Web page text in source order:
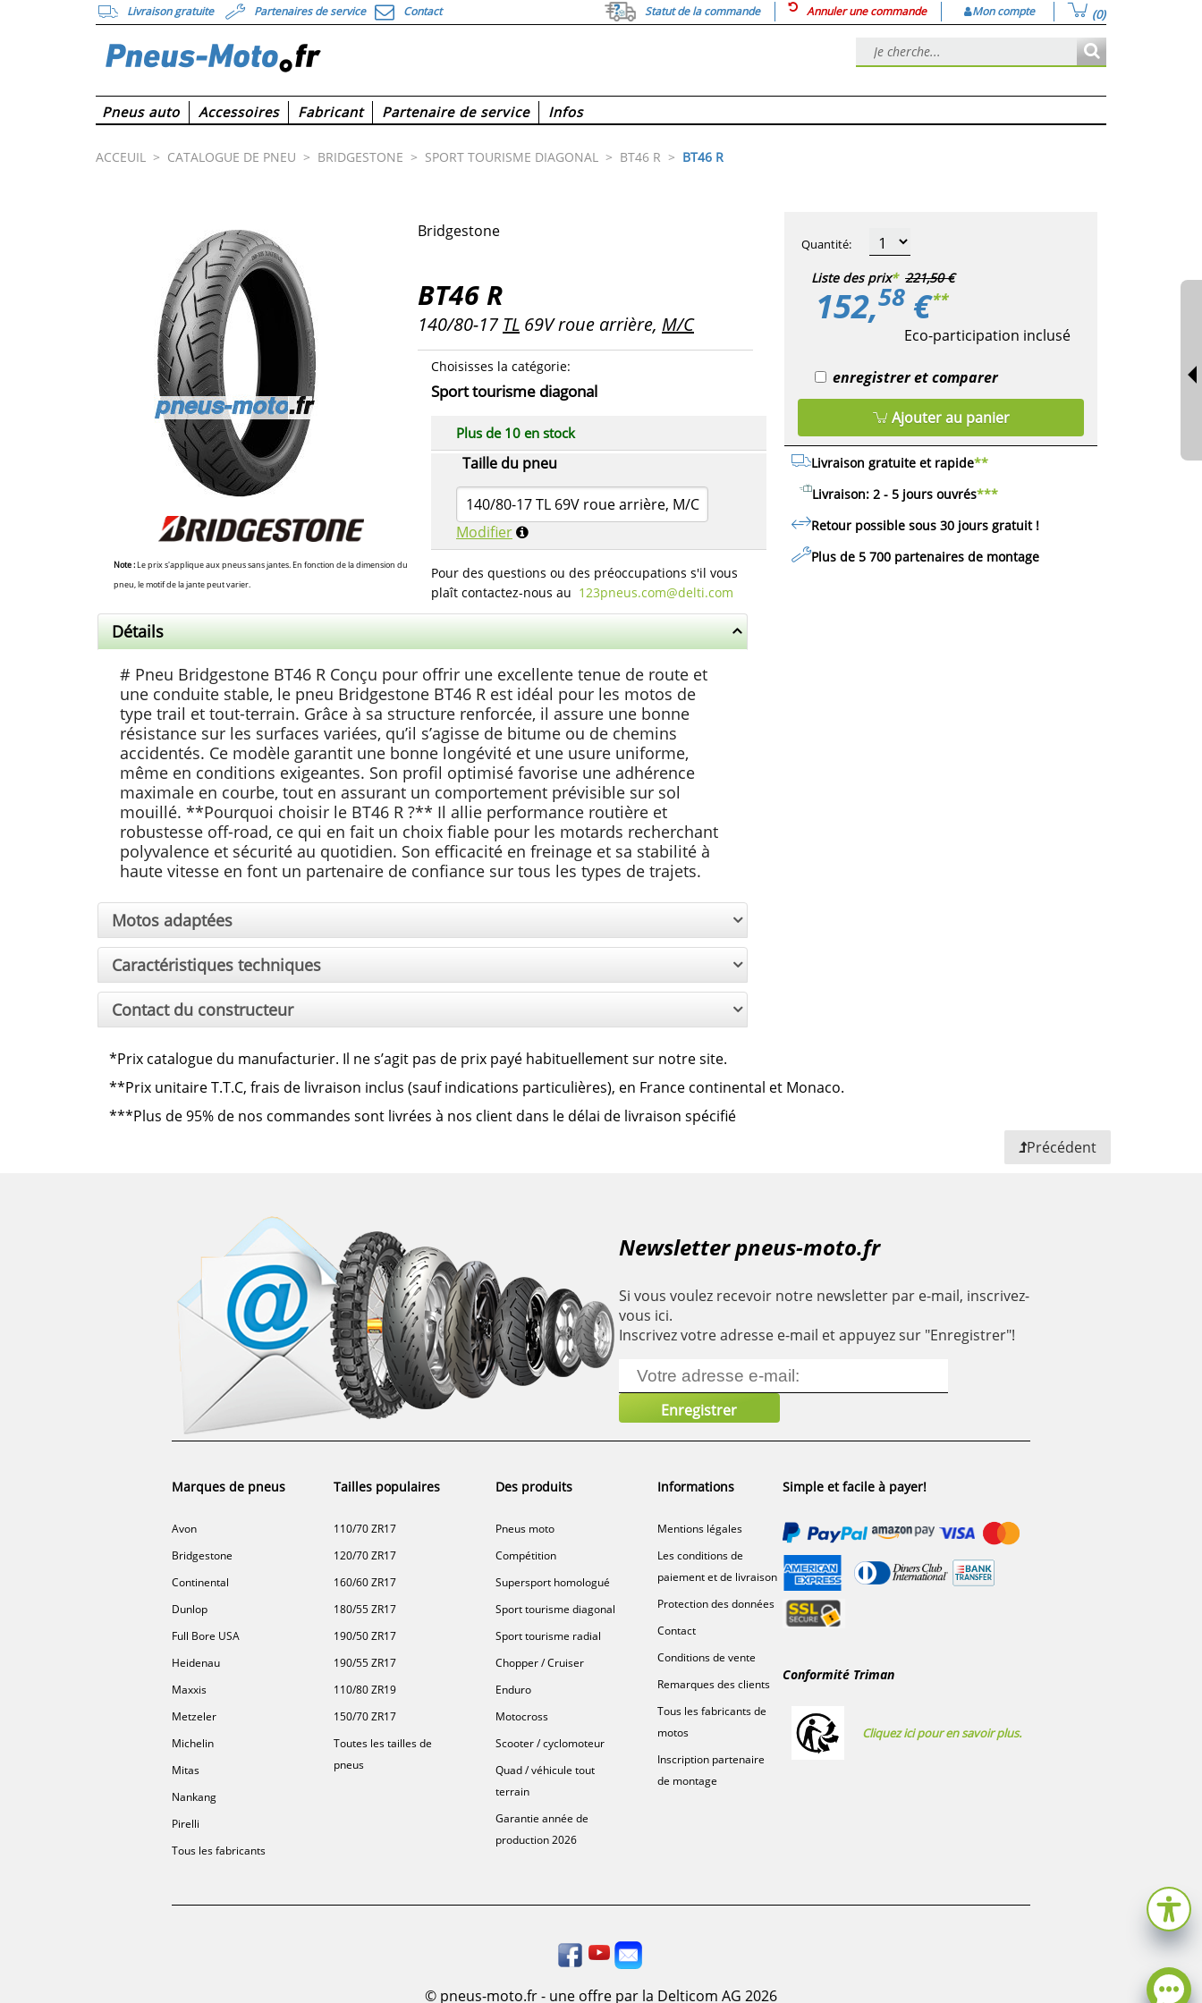
Livraison gratuite Partenaires de service Contact Statut de la commande Annuler une commande Mon compte (0)
Pneus auto Accessoires Fabricant Partenaire de service Infos
ACCEUIL > CATALOGUE DE PNEU > BRIDGESTONE > SPORT TOURISME DIAGONAL > BT46 R > BT46 R
Note :Le prix s'applique aux pneus sans jantes. En fonction de la dimension du
pneu, le motif de la jante peut varier.
Bridgestone
BT46 R
140/80-17 TL 69V roue arrière, M/C
Choisisses la catégorie:
Sport tourisme diagonal
Taille du pneu
140/80-17 TL 69V roue arrière, M/C
Modifier
Plus de 10 en stock
Pour des questions ou des préoccupations s'il vous
plaît contactez-nous au 123pneus.com​@delti.com
Liste des prix* 221,50 €
152,58 €**
Eco-participation inclusé
Livraison gratuite et rapide**
Livraison: 2 - 5 jours ouvrés***
Retour possible sous 30 jours gratuit!
Plus de 5 700 partenaires de montage
Quantité:
enregistrer et comparer
Ajouter au panier
Détails
# Pneu Bridgestone BT46 R Conçu pour offrir une excellente tenue de route et
une conduite stable, le pneu Bridgestone BT46 R est idéal pour les motos de
type trail et tout-terrain. Grâce à sa structure renforcée, il assure une bonne
résistance sur les surfaces variées, qu’il s’agisse de bitume ou de chemins
accidentés. Ce modèle garantit une bonne longévité et une usure uniforme,
même en conditions exigeantes. Son profil optimisé favorise une adhérence
maximale en courbe, tout en assurant un comportement prévisible sur sol
mouillé. **Pourquoi choisir le BT46 R ?** Il allie performance routière et
robustesse off-road, ce qui en fait un choix fiable pour les motards recherchant
polyvalence et sécurité au quotidien. Son efficacité en freinage et sa stabilité à
haute vitesse en font un partenaire de confiance sur tous les types de trajets.
Motos adaptées
Caractéristiques techniques
Contact du constructeur
*Prix catalogue du manufacturier. Il ne s’agit pas de prix payé habituellement sur notre site.
**Prix unitaire T.T.C, frais de livraison inclus (sauf indications particulières), en France continental et Monaco.
***Plus de 95% de nos commandes sont livrées à nos client dans le délai de livraison spécifié
Précédent
Newsletter pneus-moto.fr
Si vous voulez recevoir notre newsletter par e-mail, inscrivez-
vous ici.
Inscrivez votre adresse e-mail et appuyez sur "Enregistrer"!
Marques de pneus
Avon
Bridgestone
Continental
Dunlop
Full Bore USA
Heidenau
Maxxis
Metzeler
Michelin
Mitas
Nankang
Pirelli
Tous les fabricants
Tailles populaires
110/70 ZR17
120/70 ZR17
160/60 ZR17
180/55 ZR17
190/50 ZR17
190/55 ZR17
110/80 ZR19
150/70 ZR17
Toutes les tailles de
pneus
Des produits
Pneus moto
Compétition
Supersport homologué
Sport tourisme diagonal
Sport tourisme radial
Chopper / Cruiser
Enduro
Motocross
Scooter / cyclomoteur
Quad / véhicule tout
terrain
Garantie année de
production 2026
Informations
Mentions légales
Les conditions de
paiement et de livraison
Protection des données
Contact
Conditions de vente
Remarques des clients
Tous les fabricants de
motos
Inscription partenaire
de montage
Simple et facile à payer!
Conformité Triman
Cliquez ici pour en savoir plus.
© pneus-moto.fr - une offre par la Delticom AG 2026